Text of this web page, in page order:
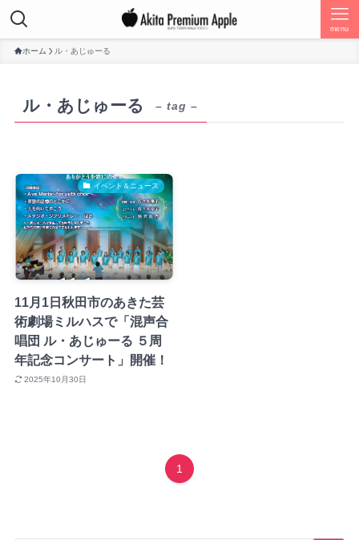
menu
ホーム ル・あじゅーる
ル・あじゅーる – tag –
イベント＆ニュース
11月1日秋田市のあきた芸
術劇場ミルハスで「混声合
唱団 ル・あじゅーる ５周
年記念コンサート」開催！
2025年10月30日
1